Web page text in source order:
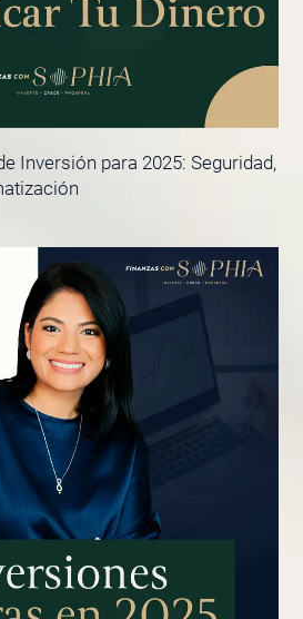
Inversión para 2025: Seguridad,